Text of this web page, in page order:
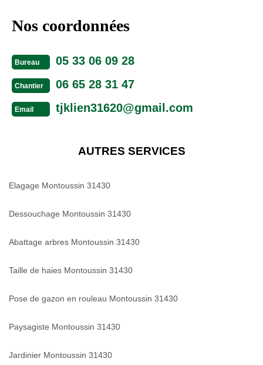
Nos coordonnées
Bureau 05 33 06 09 28
Chantier 06 65 28 31 47
Email tjklien31620@gmail.com
AUTRES SERVICES
Elagage Montoussin 31430
Dessouchage Montoussin 31430
Abattage arbres Montoussin 31430
Taille de haies Montoussin 31430
Pose de gazon en rouleau Montoussin 31430
Paysagiste Montoussin 31430
Jardinier Montoussin 31430